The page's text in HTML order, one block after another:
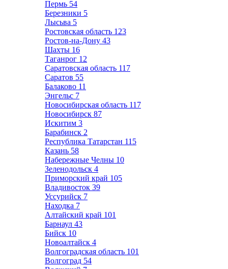
Пермь 54
Березники 5
Лысьва 5
Ростовская область 123
Ростов-на-Дону 43
Шахты 16
Таганрог 12
Саратовская область 117
Саратов 55
Балаково 11
Энгельс 7
Новосибирская область 117
Новосибирск 87
Искитим 3
Барабинск 2
Республика Татарстан 115
Казань 58
Набережные Челны 10
Зеленодольск 4
Приморский край 105
Владивосток 39
Уссурийск 7
Находка 7
Алтайский край 101
Барнаул 43
Бийск 10
Новоалтайск 4
Волгоградская область 101
Волгоград 54